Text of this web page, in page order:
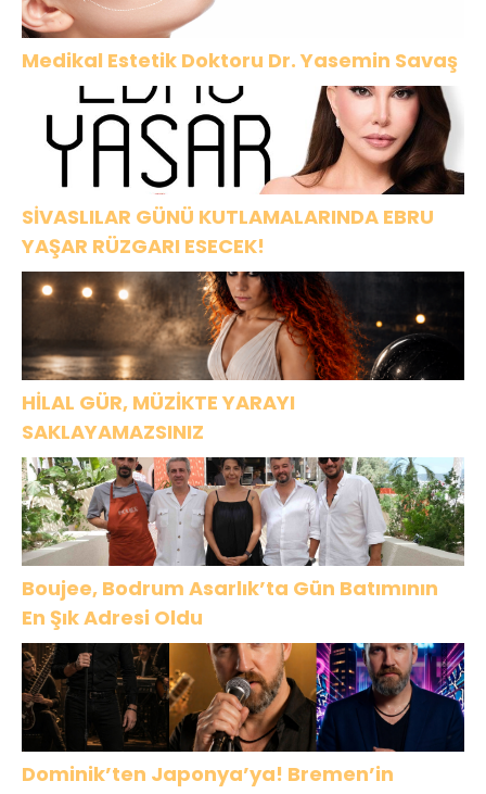
Medikal Estetik Doktoru Dr. Yasemin Savaş
SİVASLILAR GÜNÜ KUTLAMALARINDA EBRU
YAŞAR RÜZGARI ESECEK!
HİLAL GÜR, MÜZİKTE YARAYI
SAKLAYAMAZSINIZ
Boujee, Bodrum Asarlık’ta Gün Batımının
En Şık Adresi Oldu
Dominik’ten Japonya’ya! Bremen’in